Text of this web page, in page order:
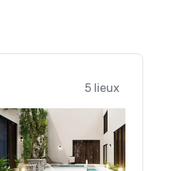
5 lieux